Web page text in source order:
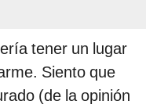
tener un lugar
Siento que
(de la opinión